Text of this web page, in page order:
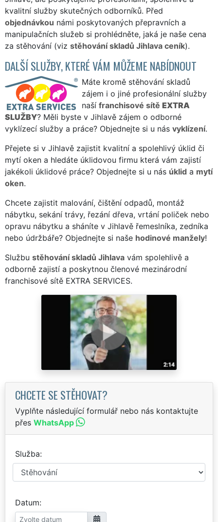
kvalitní služby skutečných odborníků. Před
objednávkou námi poskytovaných přepravních a
manipulačních služeb si prohlédněte, jaká je naše cena
za stěhování (viz stěhování skladů Jihlava ceník).
DALŠÍ SLUŽBY, KTERÉ VÁM MŮŽEME NABÍDNOUT
Máte kromě stěhování skladů
zájem i o jiné profesionální služby
naší franchisové sítě EXTRA
SLUŽBY? Měli byste v Jihlavě zájem o odborné
vyklízecí služby a práce? Objednejte si u nás vyklízení.
Přejete si v Jihlavě zajistit kvalitní a spolehlivý úklid či
mytí oken a hledáte úklidovou firmu která vám zajistí
jakékoli úklidové práce? Objednejte si u nás úklid a mytí
oken.
Chcete zajistit malování, čištění odpadů, montáž
nábytku, sekání trávy, řezání dřeva, vrtání poliček nebo
opravu nábytku a sháníte v Jihlavě řemeslníka, zedníka
nebo údržbáře? Objednejte si naše hodinové manžely!
Službu stěhování skladů Jihlava vám spolehlivě a
odborně zajistí a poskytnou členové mezinárodní
franchisové sítě EXTRA SERVICES.
CHCETE SE STĚHOVAT?
Vyplňte následující formulář nebo nás kontaktujte
přes WhatsApp
Služba
Datum